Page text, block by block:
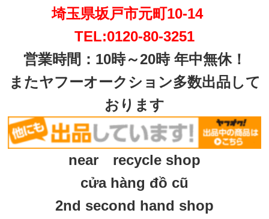
埼玉県坂戸市元町10-14
TEL:0120-80-3251
営業時間：10時～20時 年中無休！
またヤフーオークション多数出品して
おります
near recycle shop
cửa hàng đồ cũ
2nd second hand shop